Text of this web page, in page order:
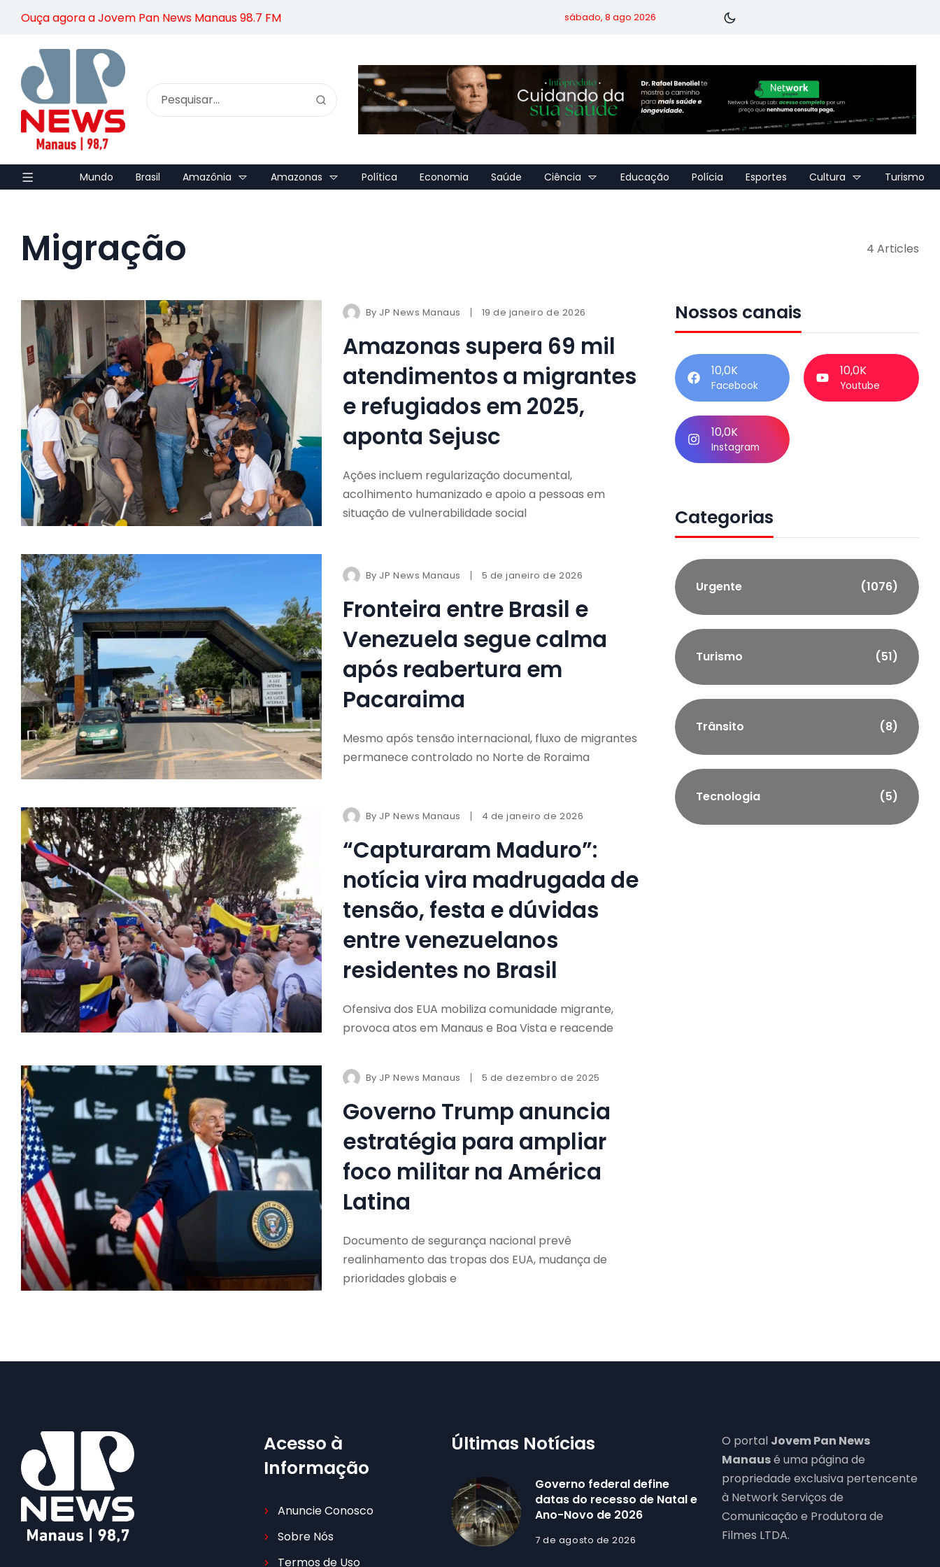
Ouça agora a Jovem Pan News Manaus 98.7 FM sábado, 8 ago 2026
Mundo Brasil Amazônia Amazonas Política Economia Saúde Ciência Educação Polícia Esportes Cultura Turismo
Migração 4 Articles
By JP News Manaus 19 de janeiro de 2026
Amazonas supera 69 mil
atendimentos a migrantes
e refugiados em 2025,
aponta Sejusc
Ações incluem regularização documental,
acolhimento humanizado e apoio a pessoas em
situação de vulnerabilidade social
By JP News Manaus 5 de janeiro de 2026
Fronteira entre Brasil e
Venezuela segue calma
após reabertura em
Pacaraima
Mesmo após tensão internacional, fluxo de migrantes
permanece controlado no Norte de Roraima
By JP News Manaus 4 de janeiro de 2026
“Capturaram Maduro”:
notícia vira madrugada de
tensão, festa e dúvidas
entre venezuelanos
residentes no Brasil
Ofensiva dos EUA mobiliza comunidade migrante,
provoca atos em Manaus e Boa Vista e reacende
By JP News Manaus 5 de dezembro de 2025
Governo Trump anuncia
estratégia para ampliar
foco militar na América
Latina
Documento de segurança nacional prevê
realinhamento das tropas dos EUA, mudança de
prioridades globais e
Nossos canais
10,0K
Facebook
10,0K
Youtube
10,0K
Instagram
Categorias
Urgente (1076)
Turismo (51)
Trânsito (8)
Tecnologia (5)
Acesso à
Informação
Anuncie Conosco
Sobre Nós
Termos de Uso
Últimas Notícias
Governo federal define
datas do recesso de Natal e
Ano-Novo de 2026
7 de agosto de 2026
O portal Jovem Pan News
Manausé uma página de
propriedade exclusiva pertencente
à Network Serviços de
Comunicação e Produtora de
Filmes LTDA.